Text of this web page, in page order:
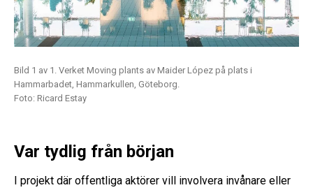
Bild 1 av 1. Verket Moving plants av Maider López på plats i
Hammarbadet, Hammarkullen, Göteborg.
Foto: Ricard Estay
Var tydlig från början
I projekt där offentliga aktörer vill involvera invånare eller